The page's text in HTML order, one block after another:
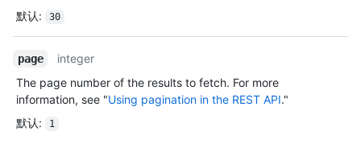
默认: 30
page
integer
The page number of the results to fetch. For more
information, see "Using pagination in the REST API."
默认: 1